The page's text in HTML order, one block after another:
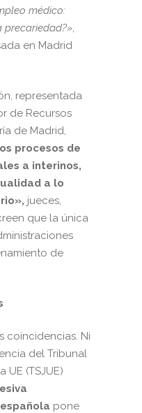
médico:
precariedad?»,
en Madrid
representada
de Recursos
de Madrid,
procesos de
a interinos,
a lo
jueces,
que la única
de
coincidencias. Ni
del Tribunal
UE (TSJUE)
pone